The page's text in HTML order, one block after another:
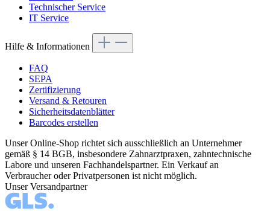
Technischer Service
IT Service
Hilfe & Informationen
FAQ
SEPA
Zertifizierung
Versand & Retouren
Sicherheitsdatenblätter
Barcodes erstellen
Unser Online-Shop richtet sich ausschließlich an Unternehmer
gemäß § 14 BGB, insbesondere Zahnarztpraxen, zahntechnische
Labore und unseren Fachhandelspartner. Ein Verkauf an
Verbraucher oder Privatpersonen ist nicht möglich.
Unser Versandpartner